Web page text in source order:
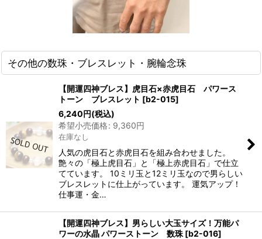
その他の数珠・ブレスレット・腕輪念珠
【開運四神ブレス】虎目石×赤虎目石 パワース
トーン ブレスレット [b2-015]
6,240円(税込)
希望小売価格: 9,360円
在庫なし
人気の虎目石と赤虎目石を組み合わせました。
艶々の「極上虎目石」と「極上赤虎目石」で仕立
てています。 10ミリ玉と12ミリ玉なので男らしい
ブレスレットに仕上がっています。 運気アップ！
仕事運・金…
【開運四神ブレス】男らしい大玉サイズ！万能パ
ワーの水晶 パワーストーン 数珠 [b2-016]